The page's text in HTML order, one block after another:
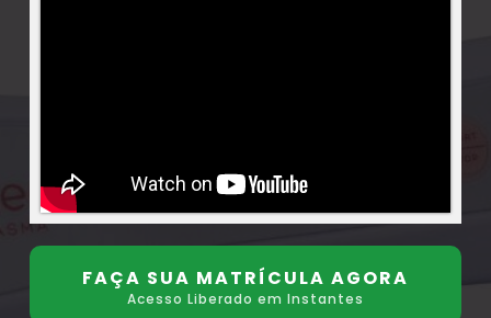
FAÇA SUA MATRÍCULA AGORA
Acesso Liberado em Instantes